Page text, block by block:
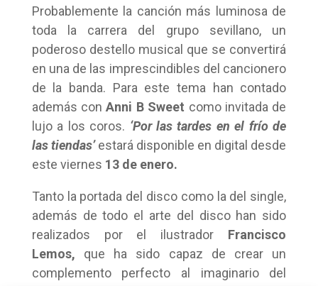
Probablemente la canción más luminosa de
toda la carrera del grupo sevillano, un
poderoso destello musical que se convertirá
en una de las imprescindibles del cancionero
de la banda. Para este tema han contado
además conAnni B Sweet como invitada de
lujo a los coros. ‘Por las tardes en el frío de
las tiendas’ estará disponible en digital desde
este viernes 13 de enero.
Tanto la portada del disco como la del single,
además de todo el arte del disco han sido
realizados por el ilustrador Francisco
Lemos, que ha sido capaz de crear un
complemento perfecto al imaginario del